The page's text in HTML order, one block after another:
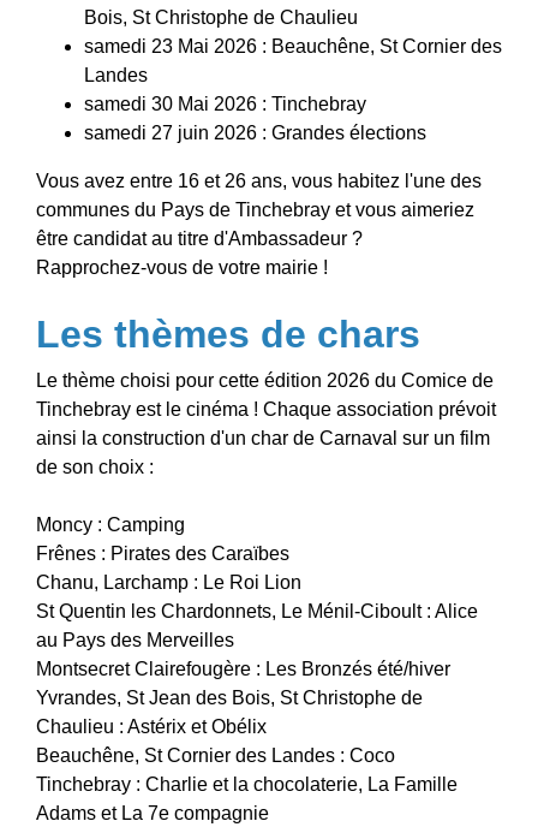
Bois, St Christophe de Chaulieu
samedi 23 Mai 2026 : Beauchêne, St Cornier des
Landes
samedi 30 Mai 2026 : Tinchebray
samedi 27 juin 2026 : Grandes élections
Vous avez entre 16 et 26 ans, vous habitez l'une des
communes du Pays de Tinchebray et vous aimeriez
être candidat au titre d'Ambassadeur ?
Rapprochez-vous de votre mairie !
Les thèmes de chars
Le thème choisi pour cette édition 2026 du Comice de
Tinchebray est le cinéma ! Chaque association prévoit
ainsi la construction d'un char de Carnaval sur un film
de son choix :
Moncy : Camping
Frênes : Pirates des Caraïbes
Chanu, Larchamp : Le Roi Lion
St Quentin les Chardonnets, Le Ménil-Ciboult : Alice
au Pays des Merveilles
Montsecret Clairefougère : Les Bronzés été/hiver
Yvrandes, St Jean des Bois, St Christophe de
Chaulieu : Astérix et Obélix
Beauchêne, St Cornier des Landes : Coco
Tinchebray : Charlie et la chocolaterie, La Famille
Adams et La 7e compagnie